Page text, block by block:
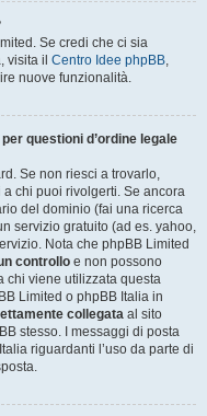
Se credi che ci sia
visita il Centro Idee phpBB,
nuove funzionalità.
questioni d’ordine legale
Se non riesci a trovarlo,
chi puoi rivolgerti. Se ancora
del dominio (fai una ricerca
servizio gratuito (ad es. yahoo,
Nota che phpBB Limited
controllo e non possono
chi viene utilizzata questa
Limited o phpBB Italia in
collegata al sito
stesso. I messaggi di posta
riguardanti l’uso da parte di